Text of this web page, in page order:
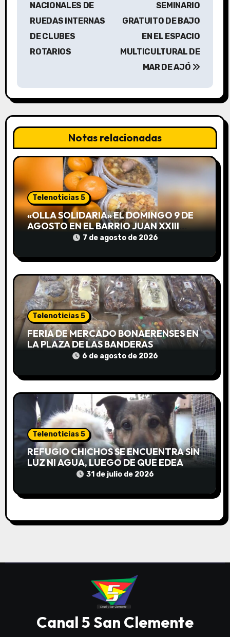
a
c
i
ó
n
d
e
e
n
t
a
d
s
NACIONALES DE
RUEDAS INTERNAS
DE CLUBES
ROTARIOS
SEMINARIO
GRATUITO DE BAJO
EN EL ESPACIO
MULTICULTURAL DE
MAR DE AJÓ
Notas relacionadas
Telenoticias 5
«OLLA SOLIDARIA» EL DOMINGO 9 DE
AGOSTO EN EL BARRIO JUAN XXIII
DESDE LAS 13 HS7 de agosto de 2026
Telenoticias 5
FERIA DE MERCADO BONAERENSES EN
LA PLAZA DE LAS BANDERAS
6 de agosto de 2026
Telenoticias 5
REFUGIO CHICHOS SE ENCUENTRA SIN
LUZ NI AGUA, LUEGO DE QUE EDEA
CORTARA EL SUMINISTRO SIN AVISO
31 de julio de 2026
Canal 5 San Clemente